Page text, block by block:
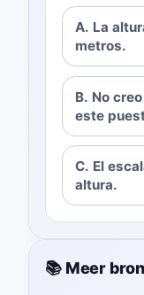
A. La
metros.
B. No
este
C. El
altura.
📚 Meer